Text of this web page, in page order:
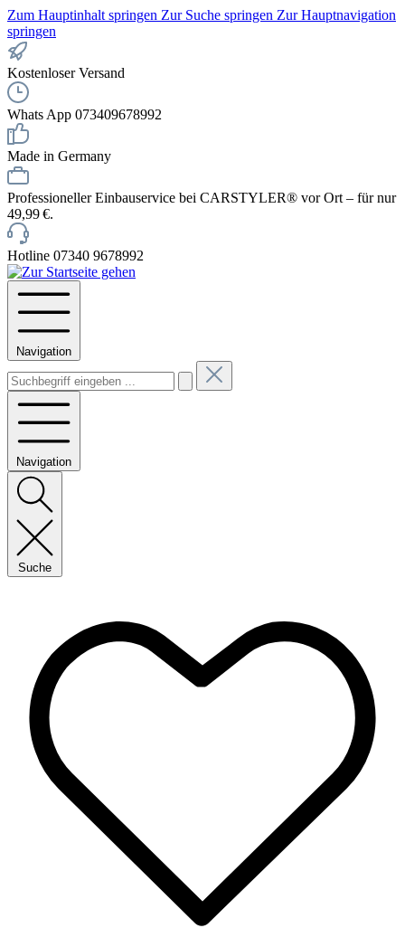
Zum Hauptinhalt springen Zur Suche springen Zur Hauptnavigation
springen
Kostenloser Versand
Whats App 073409678992
Made in Germany
Professioneller Einbauservice bei CARSTYLER® vor Ort – für nur
49,99 €.
Hotline 07340 9678992
Navigation
Navigation
Suche